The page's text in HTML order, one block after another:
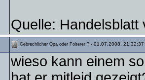
Quelle: Handelsblatt
Gebrechlicher Opa oder Folterer ? - 01.07.2008, 21:32:37
wieso kann einem